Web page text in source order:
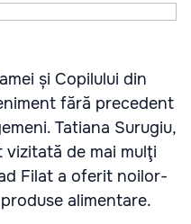
și Copilului din
fără precedent
Tatiana Surugiu,
de mai mulţi
Filat a oferit noilor-
alimentare.